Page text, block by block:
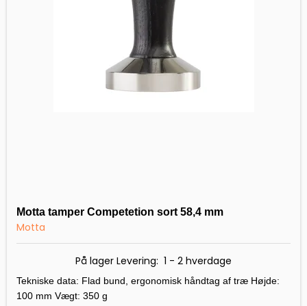
Motta tamper Competetion sort 58,4 mm
Motta
På lager Levering: 1 - 2 hverdage
Tekniske data: Flad bund, ergonomisk håndtag af træ Højde:
100 mm Vægt: 350 g